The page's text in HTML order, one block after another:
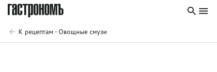
К рецептам - Овощные смузи